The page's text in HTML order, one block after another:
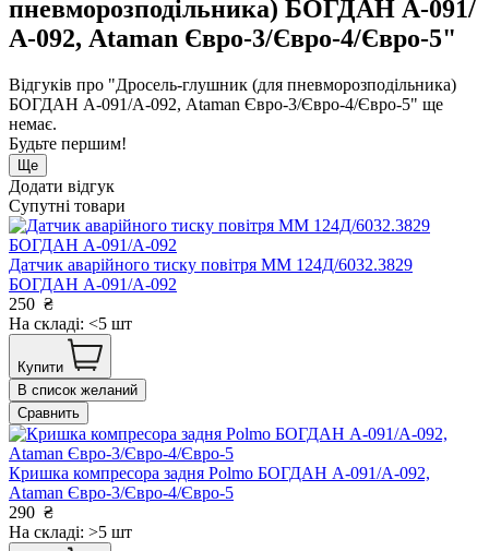
пневморозподільника) БОГДАН А-091/
А-092, Ataman Євро-3/Євро-4/Євро-5"
Відгуків про "Дросель-глушник (для пневморозподільника)
БОГДАН А-091/А-092, Ataman Євро-3/Євро-4/Євро-5" ще
немає.
Будьте першим!
Ще
Додати відгук
Супутні товари
Датчик аварійного тиску повітря ММ 124Д/6032.3829
БОГДАН А-091/А-092
250 ₴
На складі: <5 шт
Купити
В список желаний
Сравнить
Кришка компресора задня Polmo БОГДАН А-091/А-092,
Ataman Євро-3/Євро-4/Євро-5
290 ₴
На складі: >5 шт